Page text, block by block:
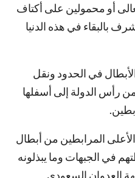
أو محمولين على أكتاف
بالبقاء في هذه الدنيا
في الحدود ونقل
رأس الدولة إلى أسفلها
المرابطين من أبطال
في الجبهات وما يبذلونه
العدوان السعودي